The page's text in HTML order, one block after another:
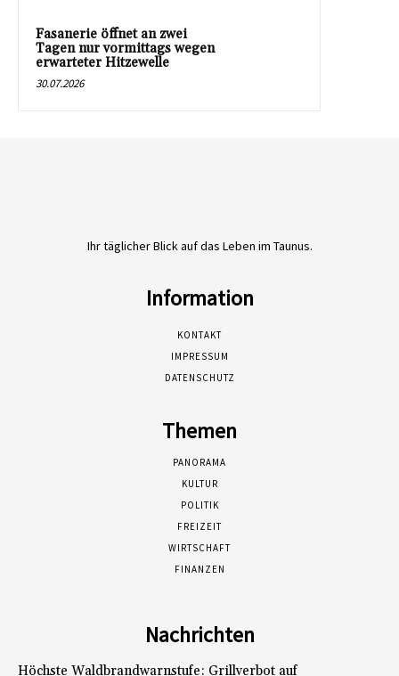
Fasanerie öffnet an zwei
Tagen nur vormittags wegen
erwarteter Hitzewelle
30.07.2026
Ihr täglicher Blick auf das Leben im Taunus.
Information
KONTAKT
IMPRESSUM
DATENSCHUTZ
Themen
PANORAMA
KULTUR
POLITIK
FREIZEIT
WIRTSCHAFT
FINANZEN
Nachrichten
Höchste Waldbrandwarnstufe: Grillverbot auf